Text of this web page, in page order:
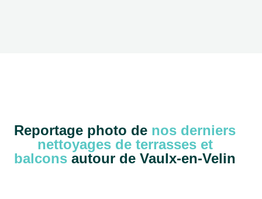
Reportage photo de nos derniers
nettoyages de terrasses et
balcons autour de Vaulx-en-Velin